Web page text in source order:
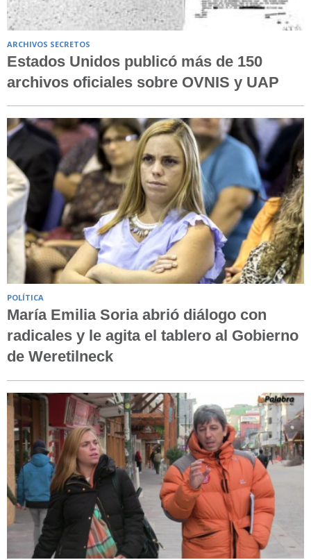
ARCHIVOS SECRETOS
Estados Unidos publicó más de 150
archivos oficiales sobre OVNIS y UAP
POLÍTICA
María Emilia Soria abrió diálogo con
radicales y le agita el tablero al Gobierno
de Weretilneck